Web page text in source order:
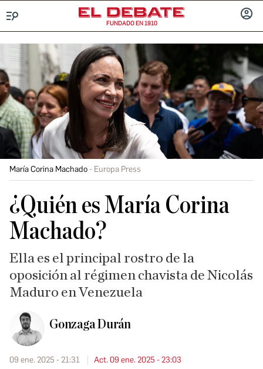
FUNDADO EN 1910
María Corina Machado Europa Press
¿Quién es María Corina
Machado?
Ella es el principal rostro de la
oposición al régimen chavista de Nicolás
Maduro en Venezuela
Gonzaga Durán
09 ene. 2025 - 21:31 Act. 09 ene. 2025 - 23:03